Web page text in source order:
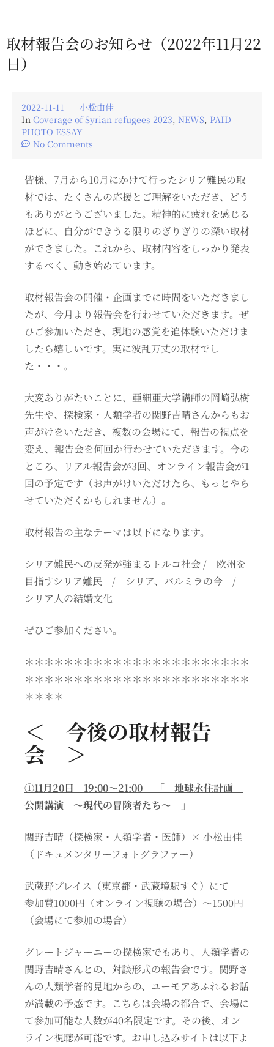
取材報告会のお知らせ（2022年11月22
日）
2022-11-11
小松由佳
In Coverage of Syrian refugees 2023, NEWS, PAID
PHOTO ESSAY
No Comments
皆様、7月から10月にかけて行ったシリア難民の取
材では、たくさんの応援とご理解をいただき、どう
もありがとうございました。精神的に疲れを感じる
ほどに、自分ができうる限りのぎりぎりの深い取材
ができました。これから、取材内容をしっかり発表
するべく、動き始めています。
取材報告会の開催・企画までに時間をいただきまし
たが、今月より報告会を行わせていただきます。ぜ
ひご参加いただき、現地の感覚を追体験いただけま
したら嬉しいです。実に波乱万丈の取材でし
た・・・。
大変ありがたいことに、亜細亜大学講師の岡崎弘樹
先生や、探検家・人類学者の関野吉晴さんからもお
声がけをいただき、複数の会場にて、報告の視点を
変え、報告会を何回か行わせていただきます。今の
ところ、リアル報告会が3回、オンライン報告会が1
回の予定です（お声がけいただけたら、もっとやら
せていただくかもしれません）。
取材報告の主なテーマは以下になります。
シリア難民への反発が強まるトルコ社会 / 欧州を
目指すシリア難民 / シリア、パルミラの今 /
シリア人の結婚文化
ぜひご参加ください。
＊＊＊＊＊＊＊＊＊＊＊＊＊＊＊＊＊＊＊＊＊＊＊
＊＊＊＊＊＊＊＊＊＊＊＊＊＊＊＊＊＊＊＊＊＊＊
＊＊＊＊
＜ 今後の取材報告
会 ＞
①11月20日 19:00〜21:00 「 地球永住計画
公開講演 〜現代の冒険者たち〜 」
関野吉晴（探検家・人類学者・医師）× 小松由佳
（ドキュメンタリーフォトグラファー）
武蔵野プレイス（東京都・武蔵境駅すぐ）にて
参加費1000円（オンライン視聴の場合）〜1500円
（会場にて参加の場合）
グレートジャーニーの探検家でもあり、人類学者の
関野吉晴さんとの、対談形式の報告会です。関野さ
んの人類学者的見地からの、ユーモアあふれるお話
が満載の予感です。こちらは会場の都合で、会場に
て参加可能な人数が40名限定です。その後、オン
ライン視聴が可能です。お申し込みサイトは以下よ